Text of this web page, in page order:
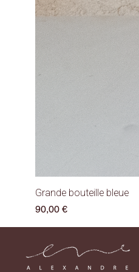
Grande bouteille bleue
Prix
90,00 €